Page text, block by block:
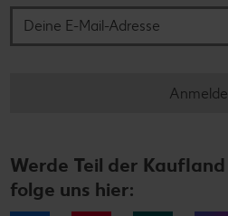
Werde Teil der
folge uns hier: